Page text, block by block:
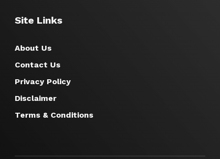
Site Links
About Us
Contact Us
Privacy Policy
Disclaimer
Terms & Conditions